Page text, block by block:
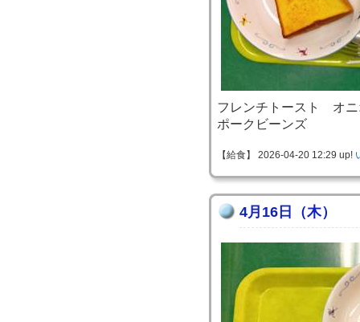
フレンチトースト オニ
ポークビーンズ
【給食】 2026-04-20 12:29 up!
4月16日（木）